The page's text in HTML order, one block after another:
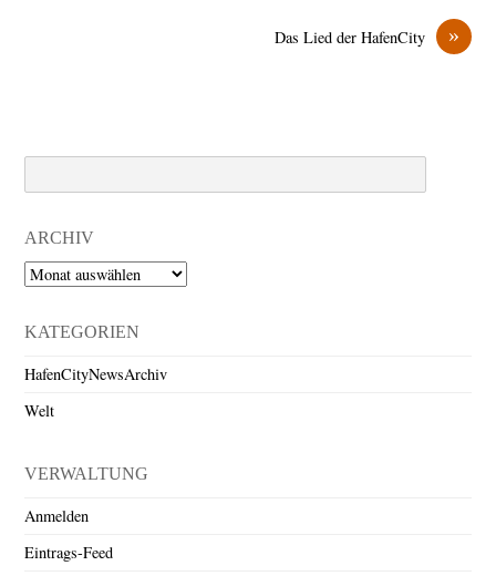
»
Das Lied der HafenCity
ARCHIV
Archiv
KATEGORIEN
HafenCityNewsArchiv
Welt
VERWALTUNG
Anmelden
Eintrags-Feed